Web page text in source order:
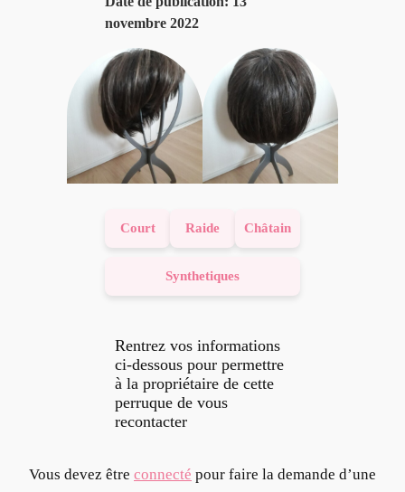
novembre 2022
Court Raide Châtain
Synthetiques
Rentrez vos informations
ci-dessous pour permettre
à la propriétaire de cette
perruque de vous
recontacter
Vous devez être connecté pour faire la demande d’une